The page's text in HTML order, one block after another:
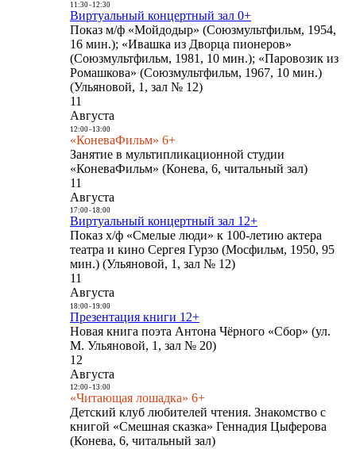
11:30- 12:30
Виртуальный концертный зал 0+
Показ м/ф «Мойдодыр» (Союзмультфильм, 1954,
16 мин.); «Ивашка из Дворца пионеров»
(Союзмультфильм, 1981, 10 мин.); «Паровозик из
Ромашкова» (Союзмультфильм, 1967, 10 мин.)
(Ульяновой, 1, зал № 12)
11
Августа
12:00- 13:00
«КоневаФильм» 6+
Занятие в мультипликационной студии
«КоневаФильм» (Конева, 6, читальный зал)
11
Августа
17:00- 18:00
Виртуальный концертный зал 12+
Показ х/ф «Смелые люди» к 100-летию актера
театра и кино Сергея Гурзо (Мосфильм, 1950, 95
мин.) (Ульяновой, 1, зал № 12)
11
Августа
18:00- 19:00
Презентация книги 12+
Новая книга поэта Антона Чёрного «Сбор» (ул.
М. Ульяновой, 1, зал № 20)
12
Августа
12:00- 13:00
«Читающая лошадка» 6+
Детский клуб любителей чтения. Знакомство с
книгой «Смешная сказка» Геннадия Цыферова
(Конева, 6, читальный зал)